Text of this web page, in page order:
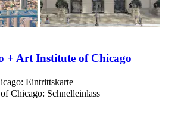
+ Art Institute of Chicago
Eintrittskarte
Chicago: Schnelleinlass